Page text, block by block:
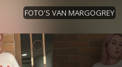
FOTO'S VAN MARGOGREY